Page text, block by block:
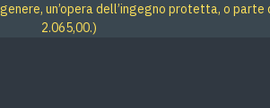
un’opera dell’ingegno protetta, o
2.065,00.)